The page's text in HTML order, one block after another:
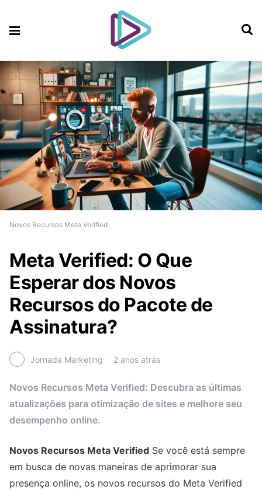
Meta Verified: O Que
Esperar dos Novos
Recursos do Pacote de
Assinatura?
Jornada Marketing 2 anos atrás
Novos Recursos Meta Verified: Descubra as últimas
atualizações para otimização de sites e melhore seu
desempenho online.
Novos Recursos Meta Verified
Novos Recursos Meta Verified Se você está sempre
em busca de novas maneiras de aprimorar sua
presença online, os novos recursos do Meta Verified